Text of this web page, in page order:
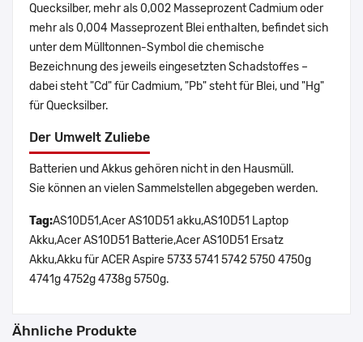
Quecksilber, mehr als 0,002 Masseprozent Cadmium oder
mehr als 0,004 Masseprozent Blei enthalten, befindet sich
unter dem Mülltonnen-Symbol die chemische
Bezeichnung des jeweils eingesetzten Schadstoffes –
dabei steht "Cd" für Cadmium, "Pb" steht für Blei, und "Hg"
für Quecksilber.
Der Umwelt Zuliebe
Batterien und Akkus gehören nicht in den Hausmüll.
Sie können an vielen Sammelstellen abgegeben werden.
Tag:AS10D51,Acer AS10D51 akku,AS10D51 Laptop
Akku,Acer AS10D51 Batterie,Acer AS10D51 Ersatz
Akku,Akku für ACER Aspire 5733 5741 5742 5750 4750g
4741g 4752g 4738g 5750g.
Ähnliche Produkte